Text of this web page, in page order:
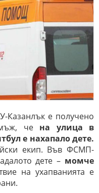
Казанлък е получено
чена улица в
е нахапало дете.
екип. Във ФСМП-
дете – момче
на ухапванията е